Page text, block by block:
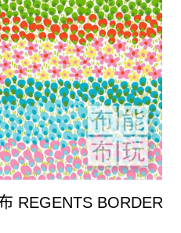
REGENTS BORDER